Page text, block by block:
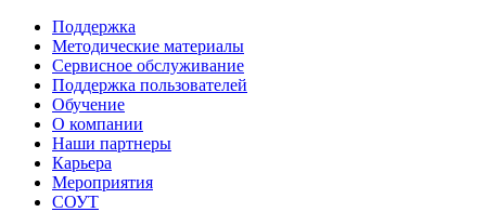
Поддержка
Методические материалы
Сервисное обслуживание
Поддержка пользователей
Обучение
О компании
Наши партнеры
Карьера
Мероприятия
СОУТ